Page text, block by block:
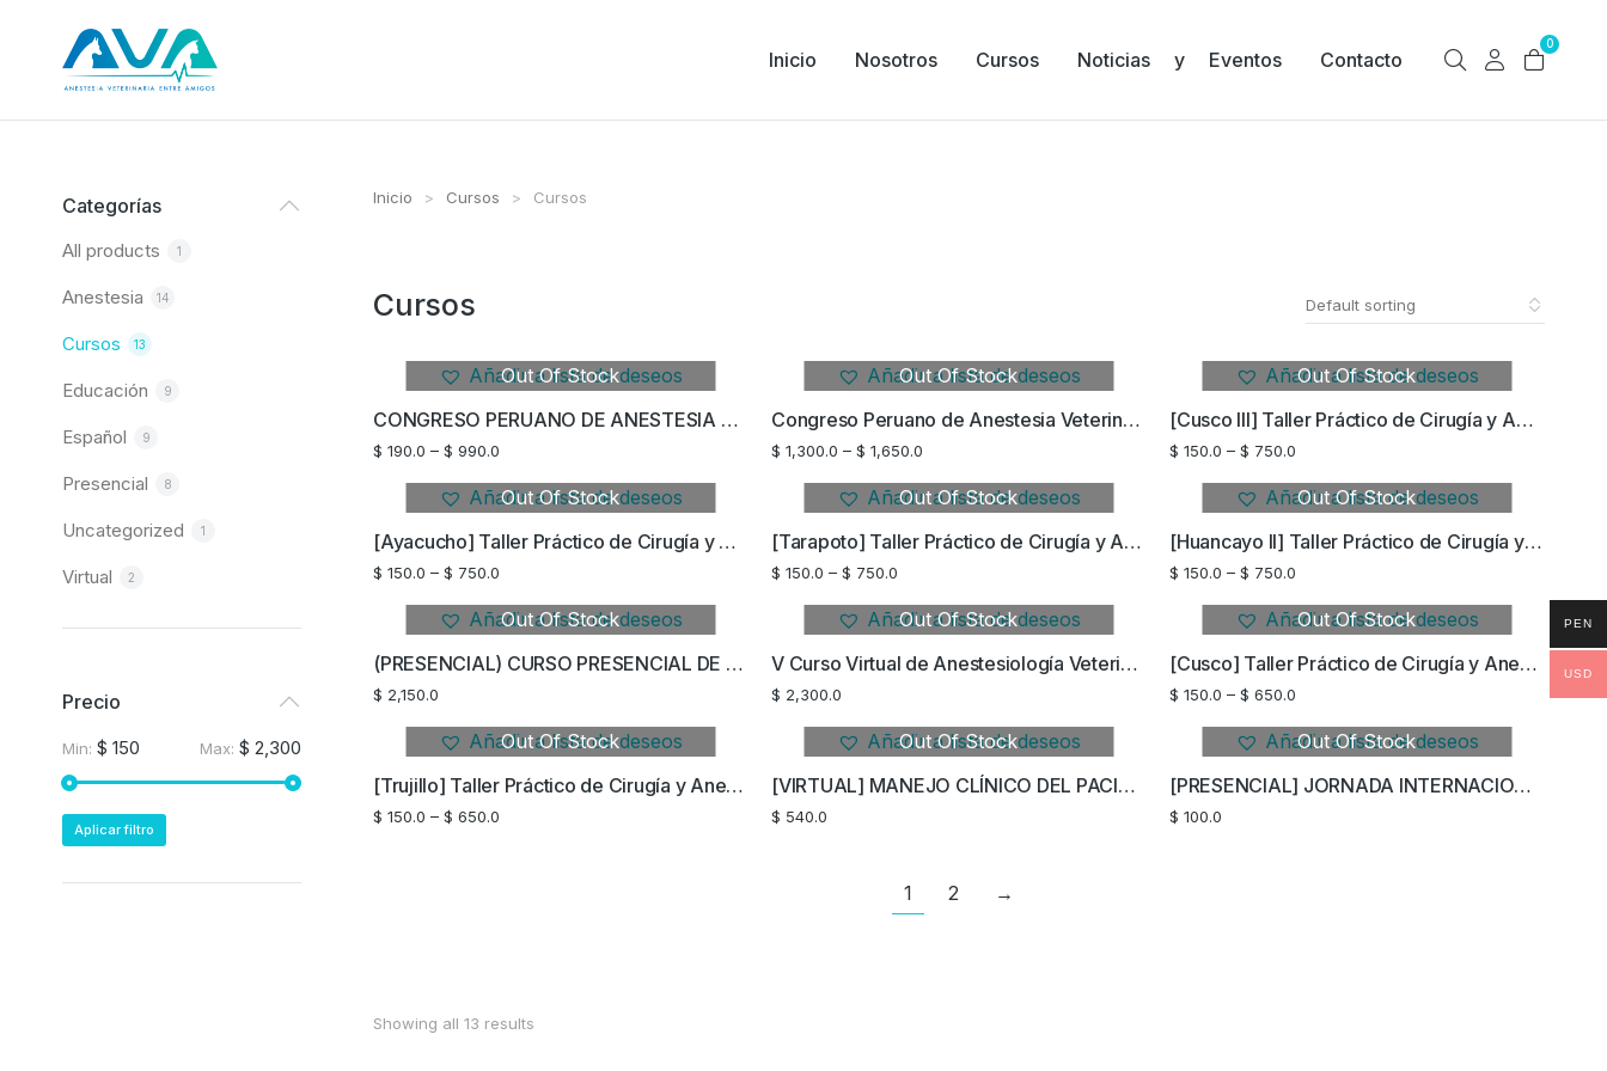
Inicio Nosotros Cursos Noticias y Eventos Contacto
0
Categorías
All products 1
Anestesia 14
Cursos 13
Educación 9
Español 9
Presencial 8
Uncategorized 1
Virtual 2
Precio
Min: $ 150 Max: $ 2,300
Aplicar filtro
Estás aquí:
Inicio Cursos Cursos
Cursos
Out Of Stock
Añadir a lista de deseos
CONGRESO PERUANO DE ANESTESIA TOTAL INTRAVENOSA EN MEDICINA VETERINARIA
$ 190.0 – $ 990.0
Out Of Stock
Añadir a lista de deseos
Congreso Peruano de Anestesia Veterinaria
$ 1,300.0 – $ 1,650.0
Out Of Stock
Añadir a lista de deseos
[Cusco III] Taller Práctico de Cirugía y Anestesia en Pequeños Animales y no Convencionales
$ 150.0 – $ 750.0
Out Of Stock
Añadir a lista de deseos
[Ayacucho] Taller Práctico de Cirugía y Anestesia en Pequeños Animales y no Convencionales
$ 150.0 – $ 750.0
Out Of Stock
Añadir a lista de deseos
[Tarapoto] Taller Práctico de Cirugía y Anestesia en Pequeños Animales y no Convencionales
$ 150.0 – $ 750.0
Out Of Stock
Añadir a lista de deseos
[Huancayo II] Taller Práctico de Cirugía y Anestesia en Pequeños Animales y no Convencionales
$ 150.0 – $ 750.0
Out Of Stock
Añadir a lista de deseos
(PRESENCIAL) CURSO PRESENCIAL DE ANESTESIOLOGIA VETERINARIA
$ 2,150.0
Out Of Stock
Añadir a lista de deseos
V Curso Virtual de Anestesiología Veterinaria
$ 2,300.0
Out Of Stock
Añadir a lista de deseos
[Cusco] Taller Práctico de Cirugía y Anestesia en Pequeños Animales y no Convencionales
$ 150.0 – $ 650.0
Out Of Stock
Añadir a lista de deseos
[Trujillo] Taller Práctico de Cirugía y Anestesia en Pequeños Animales y no Convencionales
$ 150.0 – $ 650.0
Out Of Stock
Añadir a lista de deseos
[VIRTUAL] MANEJO CLÍNICO DEL PACIENTE ADOLORIDO | EDICIÓN 4
$ 540.0
Out Of Stock
Añadir a lista de deseos
[PRESENCIAL] JORNADA INTERNACIONAL DE ANESTESIOLOGÍA VETERINARIA
$ 100.0
1 2 →
Showing all 13 results
PEN
USD